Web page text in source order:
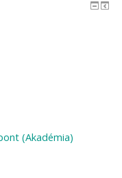
(Akadémia)